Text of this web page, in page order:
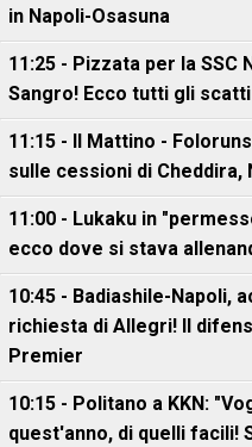
in Napoli-Osasuna
11:25 - Pizzata per la SSC
Sangro! Ecco tutti gli
11:15 - Il Mattino -
sulle cessioni di Cheddira,
11:00 - Lukaku in
ecco dove si stava
10:45 - Badiashile-Napoli,
richiesta di Allegri! Il
Premier
10:15 - Politano a KKN:
quest'anno, di quelli facili!